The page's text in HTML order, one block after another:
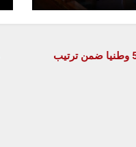
جامعة القاضي عياض في المرتبة 5 وطنيا ضمن ترتيب